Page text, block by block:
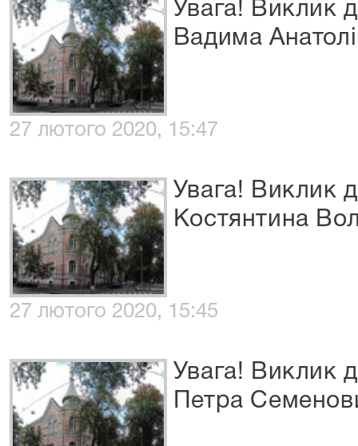
Увага! Виклик
Вадима
27 лютого 2020, 15:47
Увага! Виклик
Костянтина
27 лютого 2020, 15:45
Увага! Виклик
Петра